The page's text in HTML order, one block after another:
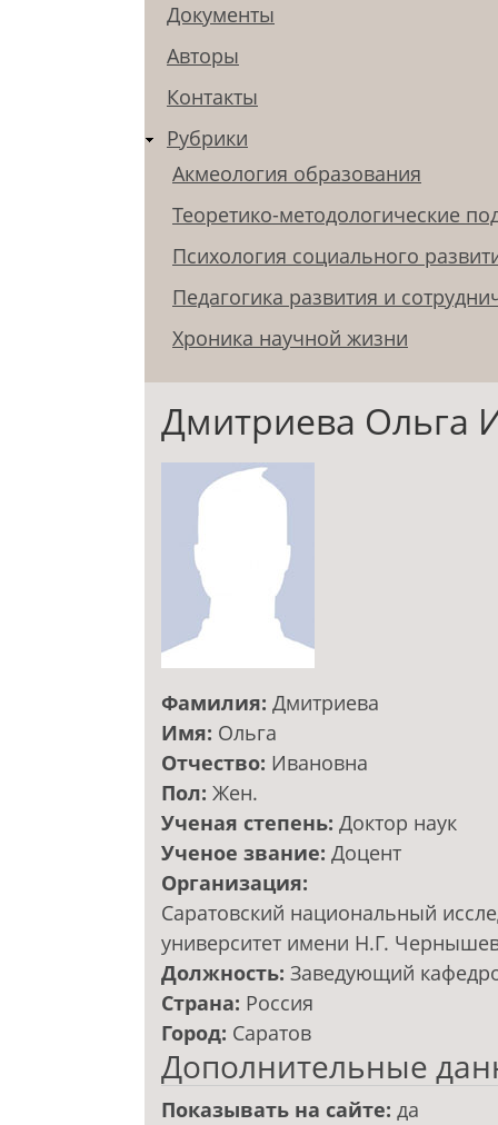
Документы
Авторы
Контакты
Рубрики
Акмеология образования
Теоретико-методологические
Психология социального
Педагогика развития и
Хроника научной жизни
Дмитриева Ольга
Фамилия: Дмитриева
Имя: Ольга
Отчество: Ивановна
Пол: Жен.
Ученая степень: Доктор наук
Ученое звание: Доцент
Организация:
Саратовский национальный
университет имени Н.Г.
Должность: Заведующий
Страна: Россия
Город: Саратов
Дополнительные
Показывать на сайте: да